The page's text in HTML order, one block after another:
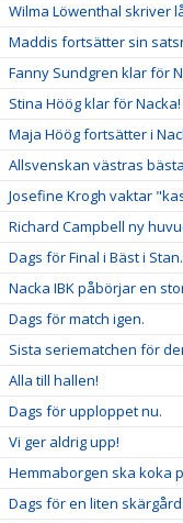
Wilma Löwenthal skriver
Maddis fortsätter sin
Fanny Sundgren klar för
Stina Höög klar för Nacka!
Maja Höög fortsätter i
Allsvenskan västras
Josefine Krogh vaktar
Richard Campbell ny
Dags för Final i Bäst i Stan.
Nacka IBK påbörjar en
Dags för match igen.
Sista seriematchen för
Alla till hallen!
Dags för upploppet nu.
Vi ger aldrig upp!
Hemmaborgen ska koka
Dags för en liten